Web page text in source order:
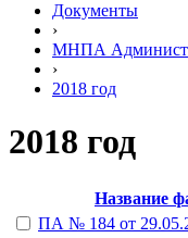
Документы
›
МНПА
›
2018 год
2018 год
Название
ПА № 184 от